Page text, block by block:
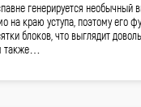
генерируется необычный
на краю уступа, поэтому его
блоков, что выглядит
также…